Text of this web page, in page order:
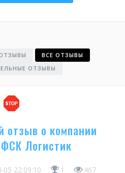
ВСЕ ОТЗЫВЫ
ОТЗЫВЫ
отзыв о компании
Логистик
05 22:09:10 1 467